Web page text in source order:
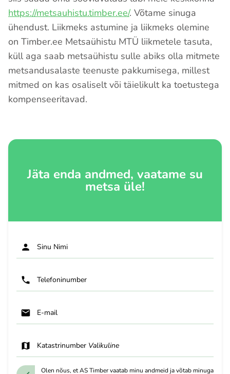
https://metsauhistu.timber.ee/. Võtame sinuga
ühendust. Liikmeks astumine ja liikmeks olemine
on Timber.ee Metsaühistu MTÜ liikmetele tasuta,
küll aga saab metsaühistu sulle abiks olla mitmete
metsandusalaste teenuste pakkumisega, millest
mitmed on kas osaliselt või täielikult ka toetustega
kompenseeritavad.
Jäta enda andmed, vaatame su
metsa üle!
Sinu Nimi
Telefoninumber
E-mail
Katastrinumber Valikuline
Olen nõus, et AS Timber vaatab minu andmeid ja võtab minuga